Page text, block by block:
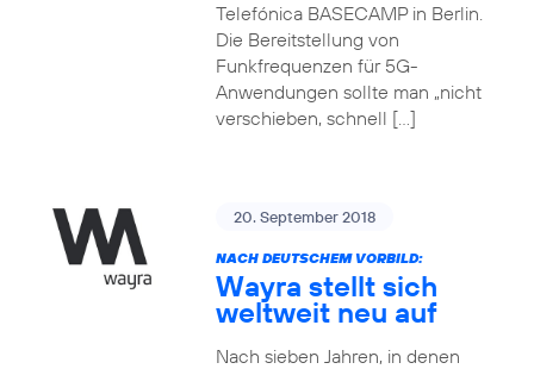
Telefónica BASECAMP in Berlin.
Die Bereitstellung von
Funkfrequenzen für 5G-
Anwendungen sollte man „nicht
verschieben, schnell […]
20. September 2018
NACH DEUTSCHEM VORBILD:
Wayra stellt sich
weltweit neu auf
Nach sieben Jahren, in denen